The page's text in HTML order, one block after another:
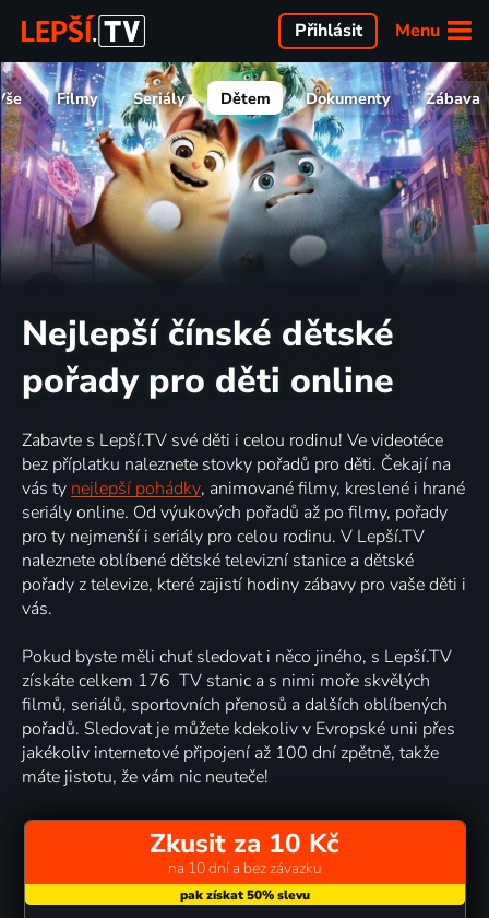
Menu
Přihlásit
Filmy Seriály Dětem Dokumenty Zábava
Nejlepší čínské dětské
pořady pro děti online
Zabavte s Lepší.TV své děti i celou rodinu! Ve videotéce
bez příplatku naleznete stovky pořadů pro děti. Čekají na
vás ty nejlepší pohádky, animované filmy, kreslené i hrané
seriály online. Od výukových pořadů až po filmy, pořady
pro ty nejmenší i seriály pro celou rodinu. V Lepší.TV
naleznete oblíbené dětské televizní stanice a dětské
pořady z televize, které zajistí hodiny zábavy pro vaše děti i
vás.
Pokud byste měli chuť sledovat i něco jiného, s Lepší.TV
získáte celkem 176 TV stanic a s nimi moře skvělých
filmů, seriálů, sportovních přenosů a dalších oblíbených
pořadů. Sledovat je můžete kdekoliv v Evropské unii přes
jakékoliv internetové připojení až 100 dní zpětně, takže
máte jistotu, že vám nic neuteče!
Zkusit za 10 Kč
na 10 dní a bez závazku